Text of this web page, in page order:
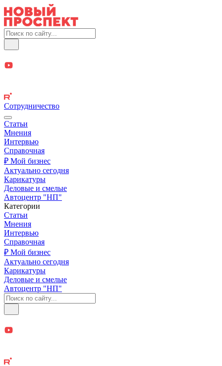
Сотрудничество
Статьи
Мнения
Интервью
Справочная
₽ Мой бизнес
Актуально сегодня
Карикатуры
Деловые и смелые
Автоцентр "НП"
Категории
Статьи
Мнения
Интервью
Справочная
₽ Мой бизнес
Актуально сегодня
Карикатуры
Деловые и смелые
Автоцентр "НП"